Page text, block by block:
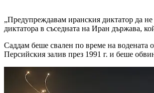
„Предупреждавам иранския диктатор да
диктатора в съседната на Иран държава,
Саддам беше свален по време на водената
Персийския залив през 1991 г. и беше